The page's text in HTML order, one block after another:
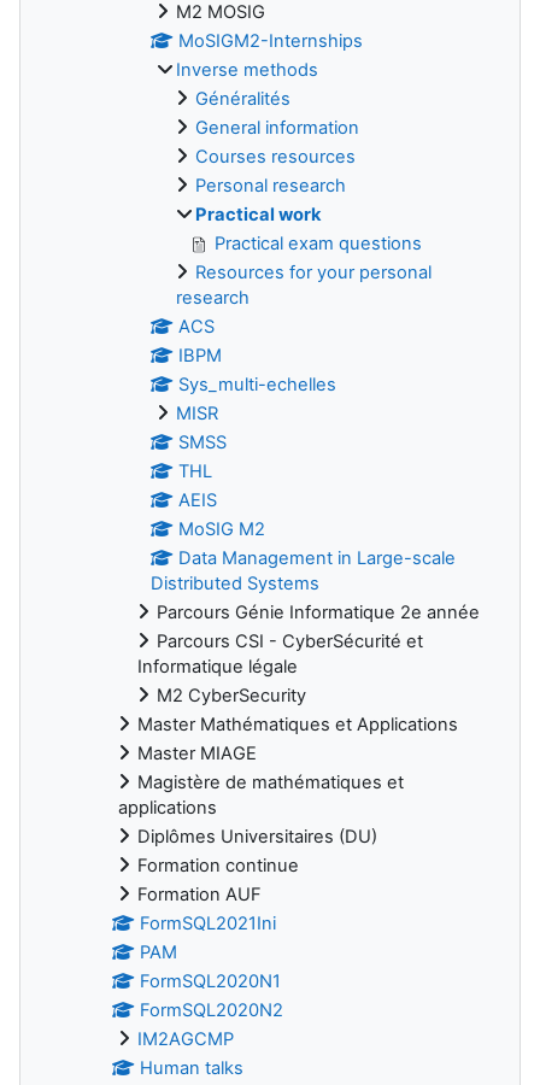
M2 MOSIG
MoSIGM2-Internships
Inverse methods
Généralités
General information
Courses resources
Personal research
Practical work
Practical exam questions
Resources for your personal
research
ACS
IBPM
Sys_multi-echelles
MISR
SMSS
THL
AEIS
MoSIG M2
Data Management in Large-scale
Distributed Systems
Parcours Génie Informatique 2e année
Parcours CSI - CyberSécurité et
Informatique légale
M2 CyberSecurity
Master Mathématiques et Applications
Master MIAGE
Magistère de mathématiques et
applications
Diplômes Universitaires (DU)
Formation continue
Formation AUF
FormSQL2021Ini
PAM
FormSQL2020N1
FormSQL2020N2
IM2AGCMP
Human talks